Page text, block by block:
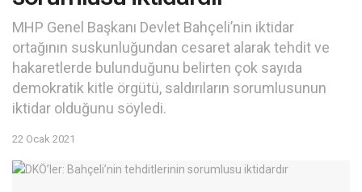
MHP Genel Başkanı Devlet Bahçeli’nin iktidar
ortağının suskunluğundan cesaret alarak tehdit ve
hakaretlerde bulunduğunu belirten çok sayıda
demokratik kitle örgütü, saldırıların sorumlusunun
iktidar olduğunu söyledi.
22 Ocak 2021